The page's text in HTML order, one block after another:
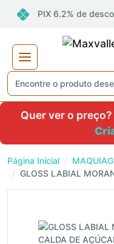
PIX 6.2% de
Quer ver o preço?
Página Inicial
GLOSS LABIAL